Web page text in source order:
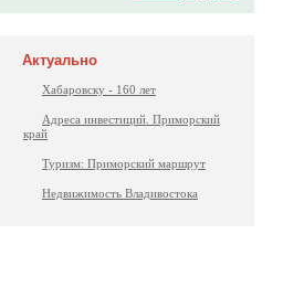
Актуально
Хабаровску - 160 лет
Адреса инвестиций. Приморский
край
Туризм: Приморский маршрут
Недвижимость Владивостока